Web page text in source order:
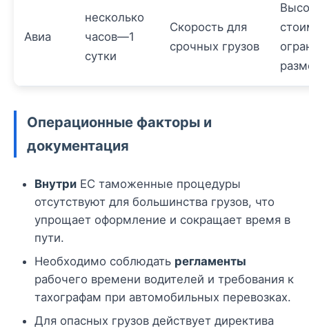
Авиа
несколько
часов—1
сутки
Скорость для
срочных грузов
Операционные факторы и
документация
Внутри ЕС таможенные процедуры
отсутствуют для большинства грузов, что
упрощает оформление и сокращает время в
пути.
Необходимо соблюдать регламенты
рабочего времени водителей и требования к
тахографам при автомобильных перевозках.
Для опасных грузов действует директива